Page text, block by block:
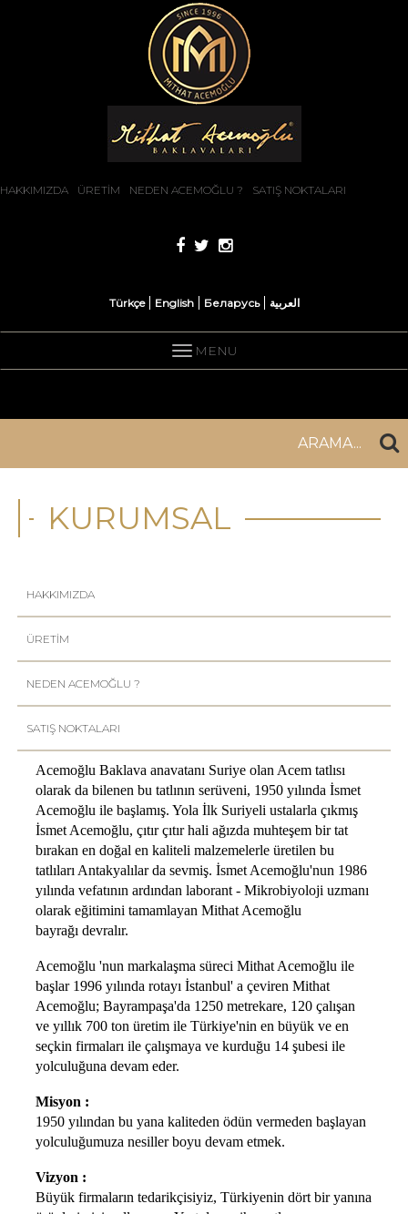
HAKKIMIZDA ÜRETİM NEDEN ACEMOĞLU ? SATIŞ NOKTALARI
Türkçe English Беларусь العربية
MENU
ARAMA...
KURUMSAL
HAKKIMIZDA
ÜRETİM
NEDEN ACEMOĞLU ?
SATIŞ NOKTALARI
Acemoğlu Baklava anavatanı Suriye olan Acem tatlısı
olarak da bilenen bu tatlının serüveni, 1950 yılında İsmet
Acemoğlu ile başlamış. Yola İlk Suriyeli ustalarla çıkmış
İsmet Acemoğlu, çıtır çıtır hali ağızda muhteşem bir tat
bırakan en doğal en kaliteli malzemelerle üretilen bu
tatlıları Antakyalılar da sevmiş. İsmet Acemoğlu'nun 1986
yılında vefatının ardından laborant - Mikrobiyoloji uzmanı
olarak eğitimini tamamlayan Mithat Acemoğlu
bayrağı devralır.
Acemoğlu 'nun markalaşma süreci Mithat Acemoğlu ile
başlar 1996 yılında rotayı İstanbul' a çeviren Mithat
Acemoğlu; Bayrampaşa'da 1250 metrekare, 120 çalışan
ve yıllık 700 ton üretim ile Türkiye'nin en büyük ve en
seçkin firmaları ile çalışmaya ve kurduğu 14 şubesi ile
yolculuğuna devam eder.
Misyon :
1950 yılından bu yana kaliteden ödün vermeden başlayan
yolculuğumuza nesiller boyu devam etmek.
Vizyon :
Büyük firmaların tedarikçisiyiz, Türkiyenin dört bir yanına